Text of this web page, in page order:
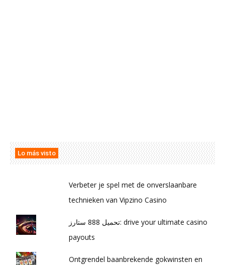
Lo más visto
Verbeter je spel met de onverslaanbare
technieken van Vipzino Casino
تحميل 888 ستارز: drive your ultimate casino
payouts
Ontgrendel baanbrekende gokwinsten en